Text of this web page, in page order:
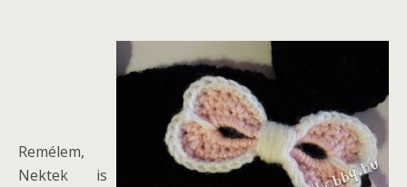
Remélem,
Nektek is